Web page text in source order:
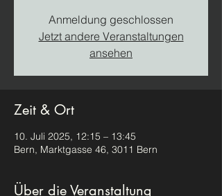
Anmeldung geschlossen
Jetzt andere Veranstaltungen
ansehen
Zeit & Ort
10. Juli 2025, 12:15 – 13:45
Bern, Marktgasse 46, 3011 Bern
Über die Veranstaltung